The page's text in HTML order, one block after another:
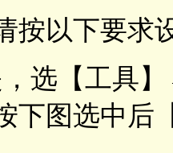
按以下要求
，选【工具
图选中后